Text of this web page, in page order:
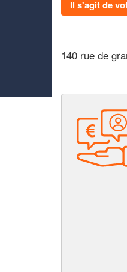
Il s'agit de
140 rue de